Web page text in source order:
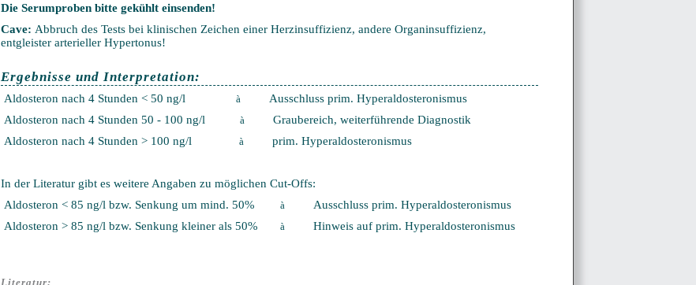
Die Serumproben bitte gekühlt einsenden!
Cave: Abbruch des Tests bei klinischen Zeichen einer Herzinsuffizienz, andere Organinsuffizienz,
entgleister arterieller Hypertonus!
Ergebnisse und Interpretation:
Aldosteron nach 4 Stunden < 50 ng/l à
Ausschluss prim. Hyperaldosteronismus
Aldosteron nach 4 Stunden 50 - 100 ng/l
à
Graubereich, weiterführende Diagnostik
Aldosteron nach 4 Stunden > 100 ng/l
à prim. Hyperaldosteronismus
In der Literatur gibt es weitere Angaben zu möglichen Cut-Offs:
Aldosteron < 85 ng/l bzw. Senkung um mind. 50%
à
Ausschluss prim. Hyperaldosteronismus
Aldosteron > 85 ng/l bzw. Senkung kleiner als 50%
à Hinweis auf prim. Hyperaldosteronismus
Literatur: